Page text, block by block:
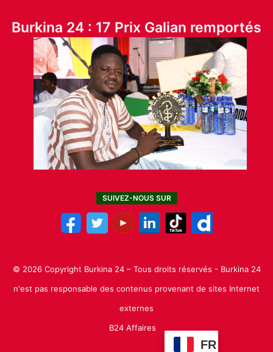
Burkina 24 : 17 Prix Galian remportés
SUIVEZ-NOUS SUR
© 2026 Copyright Burkina 24 – Tous droits réservés - Burkina 24
n'est pas responsable des contenus provenant de sites Internet
externes
B24 Affaires
FR